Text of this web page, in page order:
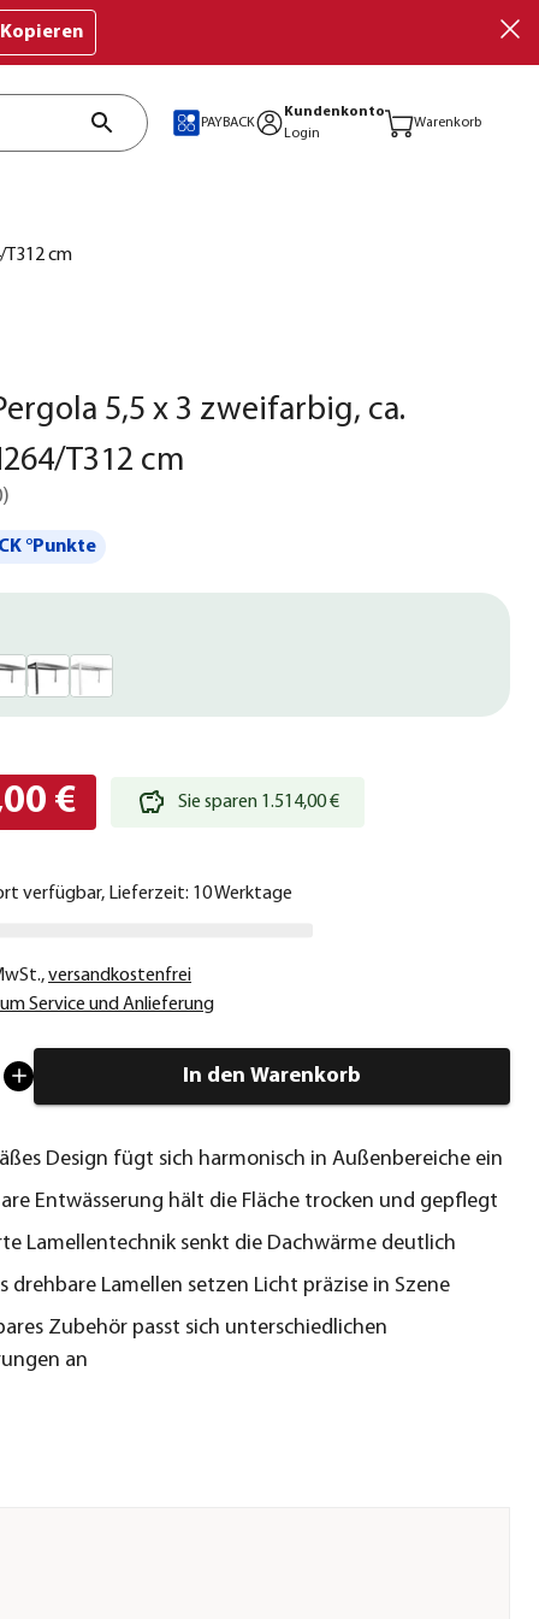
Kopieren
PAYBACK
Kundenkonto
Login
Warenkorb
T312 cm
5,5 x 3 zweifarbig, ca.
T312 cm
)
°Punkte
€ Sie sparen 1.514,00 €
verfügbar, Lieferzeit: 10 Werktage
,versandkostenfrei
Service und Anlieferung
In den Warenkorb
Design fügt sich harmonisch in Außenbereiche ein
Entwässerung hält die Fläche trocken und gepflegt
Lamellentechnik senkt die Dachwärme deutlich
drehbare Lamellen setzen Licht präzise in Szene
Zubehör passt sich unterschiedlichen
an